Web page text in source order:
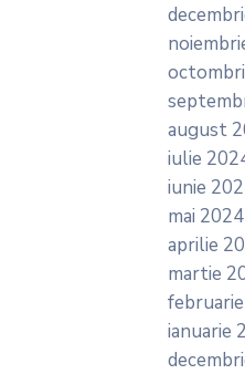
august
iulie
iunie
mai 2024
aprilie
martie
ianuarie